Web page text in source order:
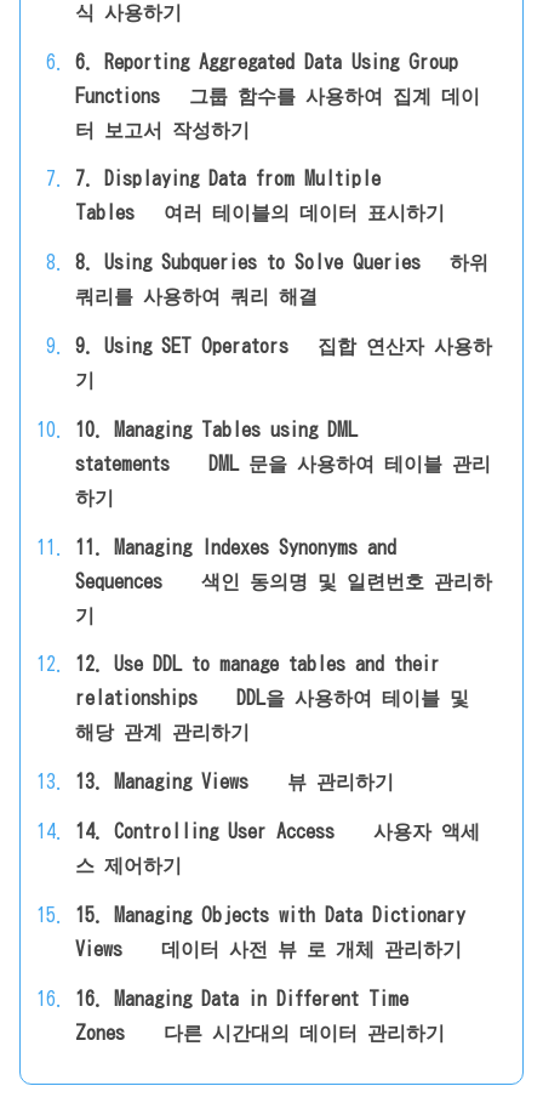
식 사용하기
6. Reporting Aggregated Data Using Group
Functions 그룹 함수를 사용하여 집계 데이
터 보고서 작성하기
7. Displaying Data from Multiple
Tables 여러 테이블의 데이터 표시하기
8. Using Subqueries to Solve Queries 하위
쿼리를 사용하여 쿼리 해결
9. Using SET Operators 집합 연산자 사용하
기
10. Managing Tables using DML
statements DML 문을 사용하여 테이블 관리
하기
11. Managing Indexes Synonyms and
Sequences 색인 동의명 및 일련번호 관리하
기
12. Use DDL to manage tables and their
relationships DDL을 사용하여 테이블 및
해당 관계 관리하기
13. Managing Views 뷰 관리하기
14. Controlling User Access 사용자 액세
스 제어하기
15. Managing Objects with Data Dictionary
Views 데이터 사전 뷰 로 개체 관리하기
16. Managing Data in Different Time
Zones 다른 시간대의 데이터 관리하기